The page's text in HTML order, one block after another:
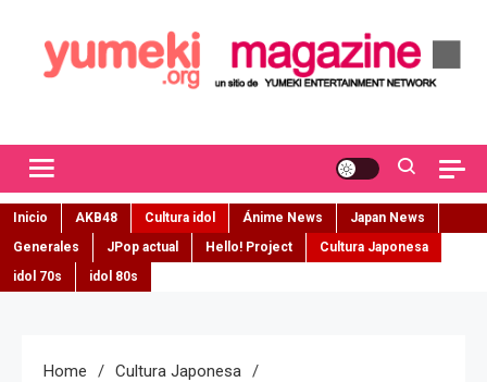
Inicio AKB48 Cultura idol Ánime News
Japan News
Generales
JPop actual Hello! Project
Cultura Japonesa
idol 70s
idol 80s
Home
Cultura Japonesa